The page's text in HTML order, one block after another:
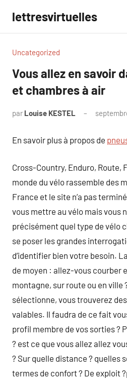
contenu
lettresvirtuelles
Uncategorized
Vous allez en savoir
et chambres à air
par Louise KESTEL
En savoir plus à propos de
Cross-Country, Enduro, Route,
monde du vélo rassemble des
France et le site n’a pas
vous mettre au vélo mais vous
précisément quel type de vélo
se poser les grandes
d’identifier bien votre besoin.
de moyen : allez-vous courber
montagne, sur route ou en ville
sélectionne, vous trouverez
valables. Il faudra de ce fait
profil membre de vos sorties ?
? est ce que vous allez allez
? Sur quelle distance ? quelles
termes de confort ? De exploit